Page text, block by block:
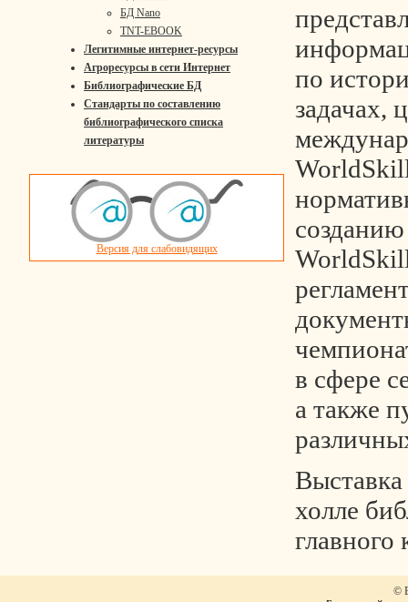
БД Nano
TNT-EBOOK
Легитимные интернет-ресурсы
Агроресурсы в сети Интернет
Библиографические БД
Стандарты по составлению
библиографического списка
литературы
Версия для слабовидящих
по
задачах,
в сфере
а также
холле
главного
©